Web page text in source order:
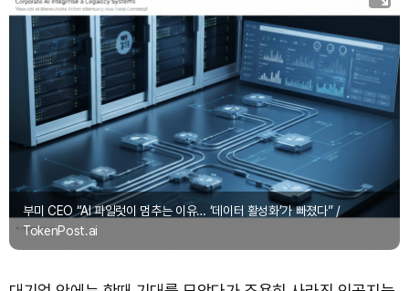
부미 CEO “AI 파일럿이 멈추는 이유… ‘데이터 활성화’가 빠졌다” /
TokenPost.ai